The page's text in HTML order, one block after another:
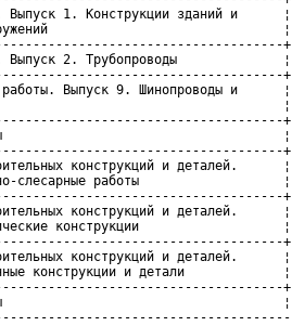
Выпуск 1. Конструкции зданий и      ¦
¦
+
Выпуск 2. Трубопроводы              ¦
+
работы. Выпуск 9. Шинопроводы и      ¦
¦
+
работы                                     ¦
+
конструкций и деталей.      ¦
слесарные работы                   ¦
+
конструкций и деталей.      ¦
конструкции                   ¦
+
конструкций и деталей.      ¦
конструкции и детали             ¦
+
работы                                     ¦